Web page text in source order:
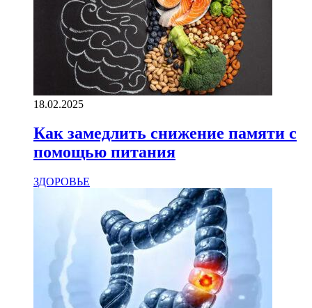
18.02.2025
Как замедлить снижение памяти с
помощью питания
ЗДОРОВЬЕ